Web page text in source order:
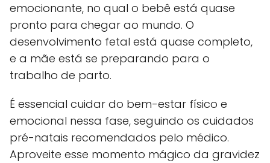
emocionante, no qual o bebê está quase
pronto para chegar ao mundo. O
desenvolvimento fetal está quase completo,
e a mãe está se preparando para o
trabalho de parto.
É essencial cuidar do bem-estar físico e
emocional nessa fase, seguindo os cuidados
pré-natais recomendados pelo médico.
Aproveite esse momento mágico da gravidez